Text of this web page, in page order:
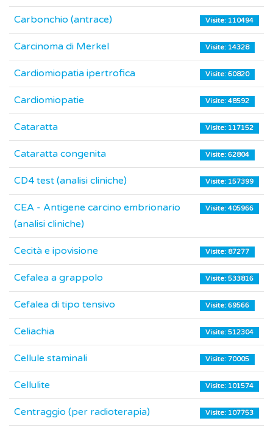
Carbonchio (antrace) Visite: 110494
Carcinoma di Merkel Visite: 14328
Cardiomiopatia ipertrofica Visite: 60820
Cardiomiopatie Visite: 48592
Cataratta Visite: 117152
Cataratta congenita Visite: 62804
CD4 test (analisi cliniche) Visite: 157399
CEA - Antigene carcino embrionario
(analisi cliniche)
Visite: 405966
Cecità e ipovisione Visite: 87277
Cefalea a grappolo Visite: 533816
Cefalea di tipo tensivo Visite: 69566
Celiachia Visite: 512304
Cellule staminali Visite: 70005
Cellulite Visite: 101574
Centraggio (per radioterapia) Visite: 107753